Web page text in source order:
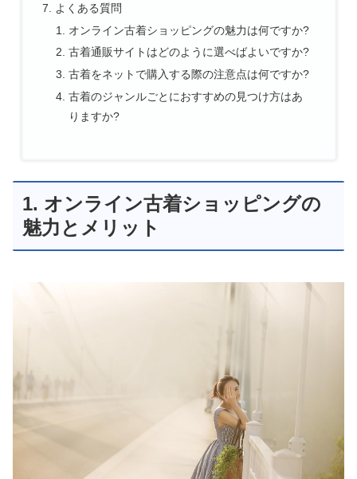
よくある質問
オンライン古着ショッピングの魅力は何ですか?
古着通販サイトはどのように選べばよいですか?
古着をネットで購入する際の注意点は何ですか?
古着のジャンルごとにおすすめの見つけ方はあ
りますか?
1. オンライン古着ショッピングの
魅力とメリット